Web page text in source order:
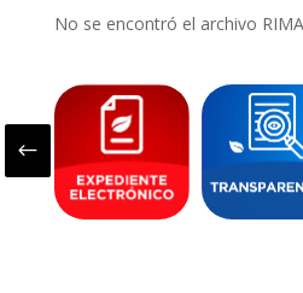
No se encontró el archivo
#